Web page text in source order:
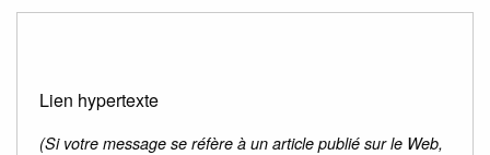
Lien hypertexte
(Si votre message se réfère à un article publié sur le Web,